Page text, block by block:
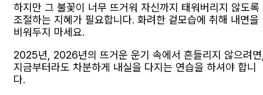
하지만 그 불꽃이 너무 뜨거워 자신까지 태워버리지 않도록
조절하는 지혜가 필요합니다. 화려한 겉모습에 취해 내면을
비워두지 마세요.
2025년, 2026년의 뜨거운 운기 속에서 흔들리지 않으려
지금부터라도 차분하게 내실을 다지는 연습을 하셔야 합니
다.